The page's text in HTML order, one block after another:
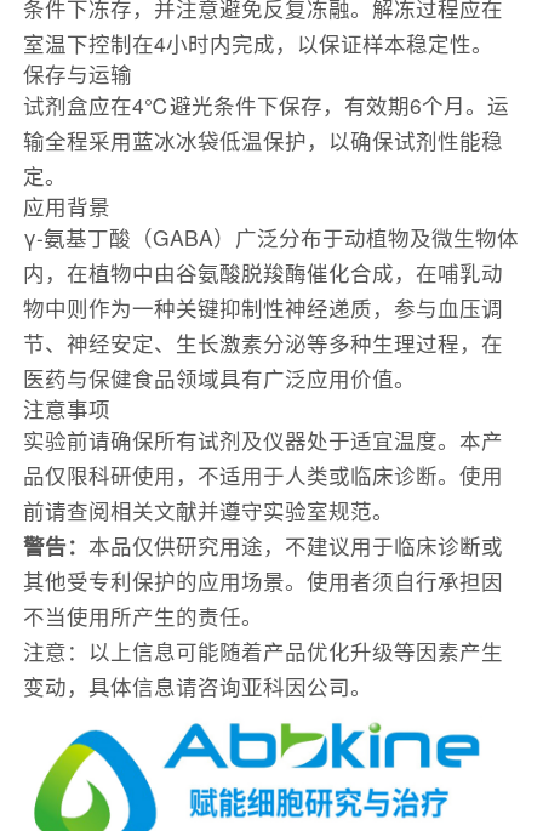
条件下冻存，并注意避免反复冻融。解冻过程应在
室温下控制在4小时内完成，以保证样本稳定性。
保存与运输
试剂盒应在4℃避光条件下保存，有效期6个月。运
输全程采用蓝冰冰袋低温保护，以确保试剂性能稳
定。
应用背景
γ-氨基丁酸（GABA）广泛分布于动植物及微生物体
内，在植物中由谷氨酸脱羧酶催化合成，在哺乳动
物中则作为一种关键抑制性神经递质，参与血压调
节、神经安定、生长激素分泌等多种生理过程，在
医药与保健食品领域具有广泛应用价值。
注意事项
实验前请确保所有试剂及仪器处于适宜温度。本产
品仅限科研使用，不适用于人类或临床诊断。使用
前请查阅相关文献并遵守实验室规范。
警告： 本品仅供研究用途，不建议用于临床诊断或
其他受专利保护的应用场景。使用者须自行承担因
不当使用所产生的责任。
注意：以上信息可能随着产品优化升级等因素产生
变动，具体信息请咨询亚科因公司。